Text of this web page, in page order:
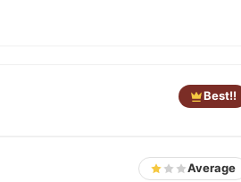
Best!!
Average